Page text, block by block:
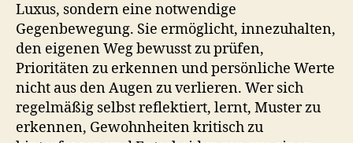
Luxus, sondern eine notwendige
Gegenbewegung. Sie ermöglicht, innezuhalten,
den eigenen Weg bewusst zu prüfen,
Prioritäten zu erkennen und persönliche Werte
nicht aus den Augen zu verlieren. Wer sich
regelmäßig selbst reflektiert, lernt, Muster zu
erkennen, Gewohnheiten kritisch zu